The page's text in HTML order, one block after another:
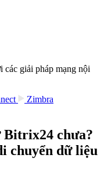
giải pháp mạng nội
Zimbra
Bitrix24 chưa?
chuyển dữ liệu